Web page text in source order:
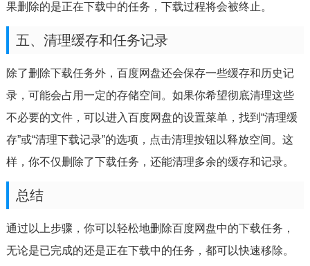
果删除的是正在下载中的任务，下载过程将会被终止。
五、清理缓存和任务记录
除了删除下载任务外，百度网盘还会保存一些缓存和历史记
录，可能会占用一定的存储空间。如果你希望彻底清理这些
不必要的文件，可以进入百度网盘的设置菜单，找到“清理缓
存”或“清理下载记录”的选项，点击清理按钮以释放空间。这
样，你不仅删除了下载任务，还能清理多余的缓存和记录。
总结
通过以上步骤，你可以轻松地删除百度网盘中的下载任务，
无论是已完成的还是正在下载中的任务，都可以快速移除。